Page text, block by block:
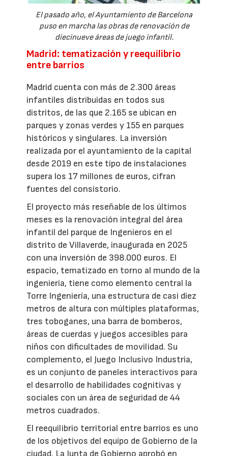
El pasado año, el Ayuntamiento de Barcelona
puso en marcha las obras de renovación de
diecinueve áreas de juego infantil.
Madrid: tematización y reequilibrio
entre barrios
Madrid cuenta con más de 2.300 áreas
infantiles distribuidas en todos sus
distritos, de las que 2.165 se ubican en
parques y zonas verdes y 155 en parques
históricos y singulares. La inversión
realizada por el ayuntamiento de la capital
desde 2019 en este tipo de instalaciones
supera los 17 millones de euros, cifran
fuentes del consistorio.
El proyecto más reseñable de los últimos
meses es la renovación integral del área
infantil del parque de Ingenieros en el
distrito de Villaverde, inaugurada en 2025
con una inversión de 398.000 euros. El
espacio, tematizado en torno al mundo de la
ingeniería, tiene como elemento central la
Torre Ingeniería, una estructura de casi diez
metros de altura con múltiples plataformas,
tres toboganes, una barra de bomberos,
áreas de cuerdas y juegos accesibles para
niños con dificultades de movilidad. Su
complemento, el Juego Inclusivo Industria,
es un conjunto de paneles interactivos para
el desarrollo de habilidades cognitivas y
sociales con un área de seguridad de 44
metros cuadrados.
El reequilibrio territorial entre barrios es uno
de los objetivos del equipo de Gobierno de la
ciudad. La Junta de Gobierno aprobó en